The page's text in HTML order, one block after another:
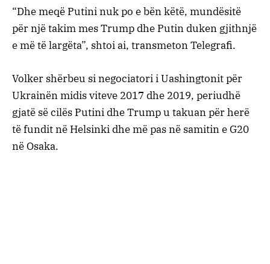
“Dhe meqë Putini nuk po e bën këtë, mundësitë
për një takim mes Trump dhe Putin duken gjithnjë
e më të largëta”, shtoi ai, transmeton Telegrafi.
Volker shërbeu si negociatori i Uashingtonit për
Ukrainën midis viteve 2017 dhe 2019, periudhë
gjatë së cilës Putini dhe Trump u takuan për herë
të fundit në Helsinki dhe më pas në samitin e G20
në Osaka.